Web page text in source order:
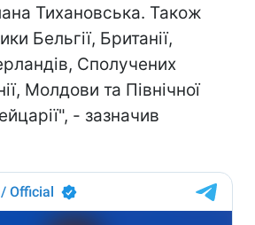
Тихановська. Також
Бельгії, Британії,
Сполучених
Молдови та Північної
- зазначив